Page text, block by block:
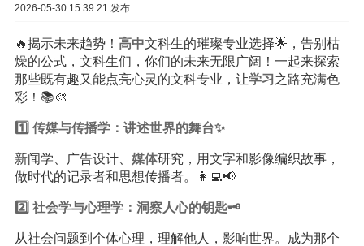
2026-05-30 15:39:21 发布
🔥揭示未来趋势！ 高中文科生的璀璨专业选择🌟，告别枯
燥的公式，文科生们，你们的未来无限广阔！一起来探索
那些既有趣又能点亮心灵的文科专业，让学习 之路充满色
彩！📚🎨
1️⃣ 传媒与传播学：讲述世界的舞台✨
新闻学、广告设计、 媒体研究，用文字和影像编织故事，
做时代的记录者和思想传播者。👩‍💻📢
2️⃣ 社会学与心理学：洞察人心的钥匙🗝️
从社会问题到个体心理，理解他人，影响世界。成为那个